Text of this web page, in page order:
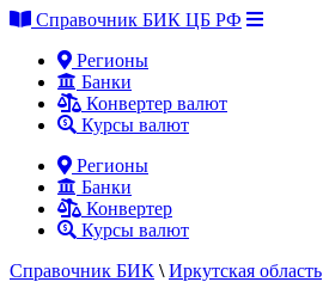
Справочник БИК ЦБ РФ
Регионы
Банки
Конвертер валют
Курсы валют
Регионы
Банки
Конвертер
Курсы валют
Справочник БИК \ Иркутская область